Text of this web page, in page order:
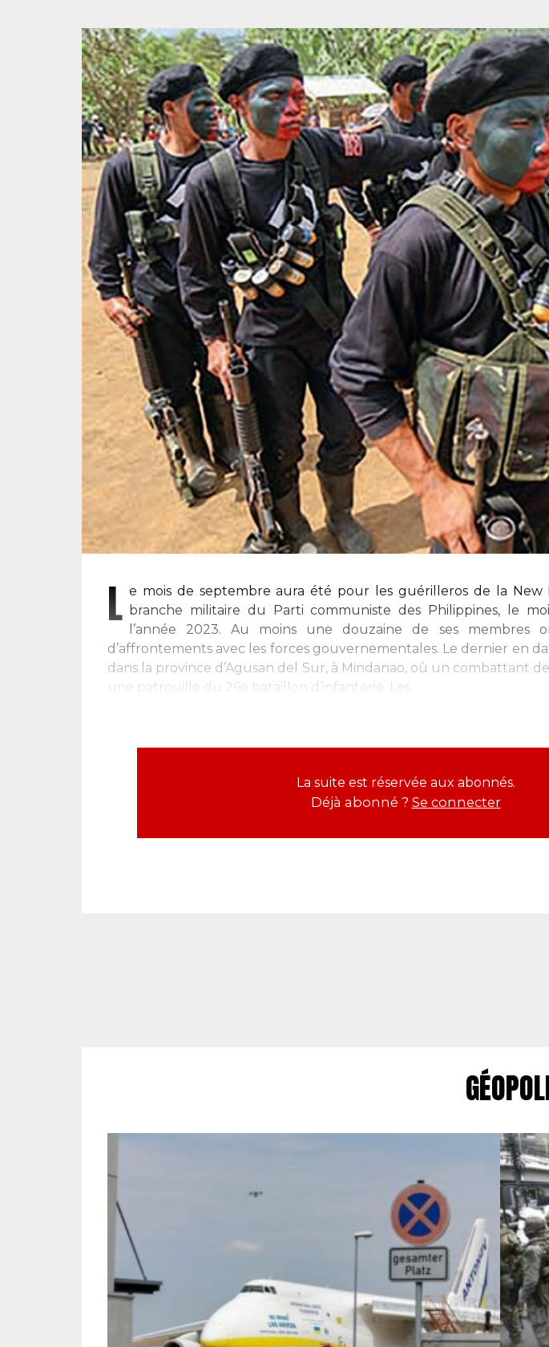
L e mois de septembre aura été pour les guérilleros de la New
branche militaire du Parti communiste des Philippines, le
l’année 2023. Au moins une douzaine de ses
d’affrontements avec les forces gouvernementales. Le dernier en
dans la province d’Agusan del Sur, à Mindanao, où un combattant
une patrouille du 26e bataillon d’infanterie. Les...
La suite est réservée aux abonnés.
Déjà abonné ? Se connecter